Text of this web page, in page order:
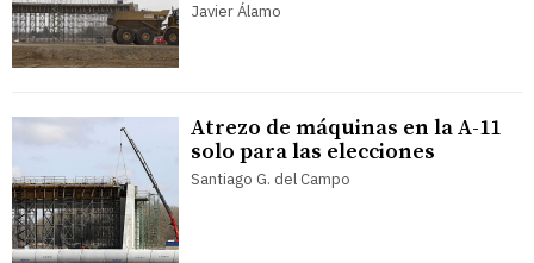
Javier Álamo
Atrezo de máquinas en la A-11
solo para las elecciones
Santiago G. del Campo